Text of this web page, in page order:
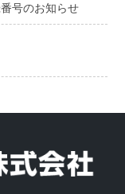
号のお知らせ